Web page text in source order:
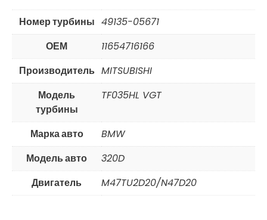
Номер турбины 49135-05671
ОЕМ
11654716166
Производитель MITSUBISHI
Модель
турбины
TF035HL VGT
Марка авто
BMW
Модель авто
320D
Двигатель
M47TU2D20/N47D20